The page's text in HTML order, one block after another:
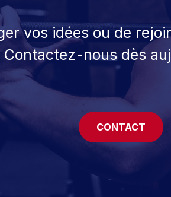
vos idées ou de
Contactez-nous dès
CONTACT